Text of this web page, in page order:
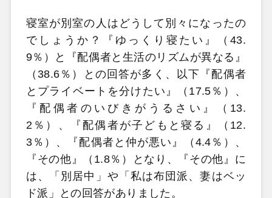
寝室が別室の人はどうして別々になったの
でしょうか？『ゆっくり寝たい』（43.
9％）と『配偶者と生活のリズムが異なる』
（38.6％）との回答が多く、以下『配偶者
とプライベートを分けたい』（17.5％）、
『配偶者のいびきがうるさい』（13.
2％）、『配偶者が子どもと寝る』（12.
3％）、『配偶者と仲が悪い』（4.4％）、
『その他』（1.8％）となり、『その他』に
は、「別居中」や「私は布団派、妻はベッ
ド派」との回答がありました。